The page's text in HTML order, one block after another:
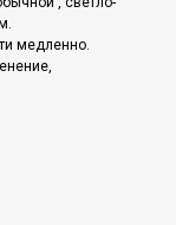
медленно.